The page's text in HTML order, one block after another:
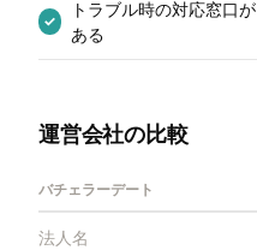
✓
トラブル時の対応窓口が
ある
運営会社の比較
バチェラーデート
法人名